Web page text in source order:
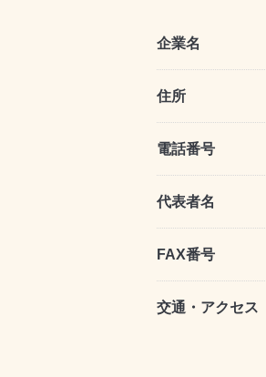
企業名
住所
電話番号
代表者名
FAX番号
交通・アクセス